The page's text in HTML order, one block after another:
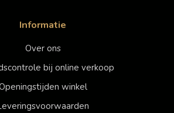
Informatie
Over ons
bij online verkoop
winkel